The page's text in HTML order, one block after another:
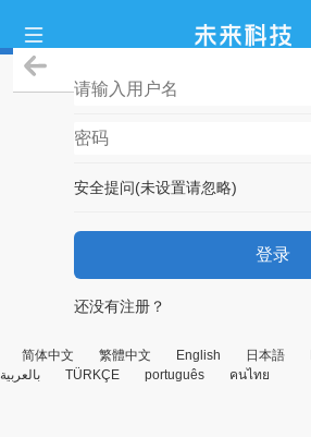
安全提问(未设置请忽略)
登录
还没有注册？
简体中文 繁體中文 English 日本語
بالعربية
TÜRKÇE português คนไทย